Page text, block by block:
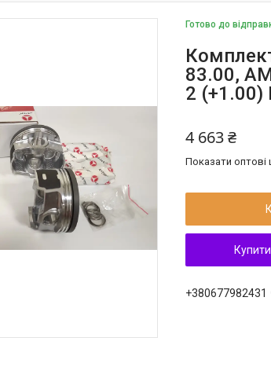
Готово до
83.00,
2 (+1.00)
4 663 ₴
Показати оптові
+380677982431